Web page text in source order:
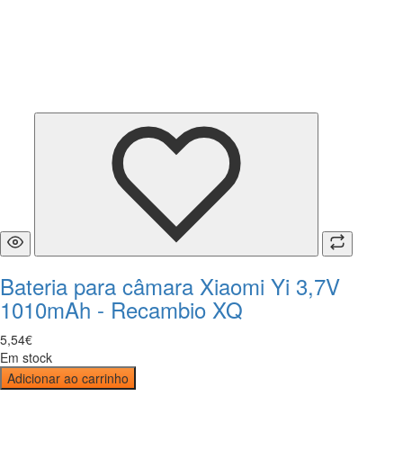
Bateria para câmara Xiaomi Yi 3,7V
1010mAh - Recambio XQ
5,54€
Em stock
Adicionar ao carrinho